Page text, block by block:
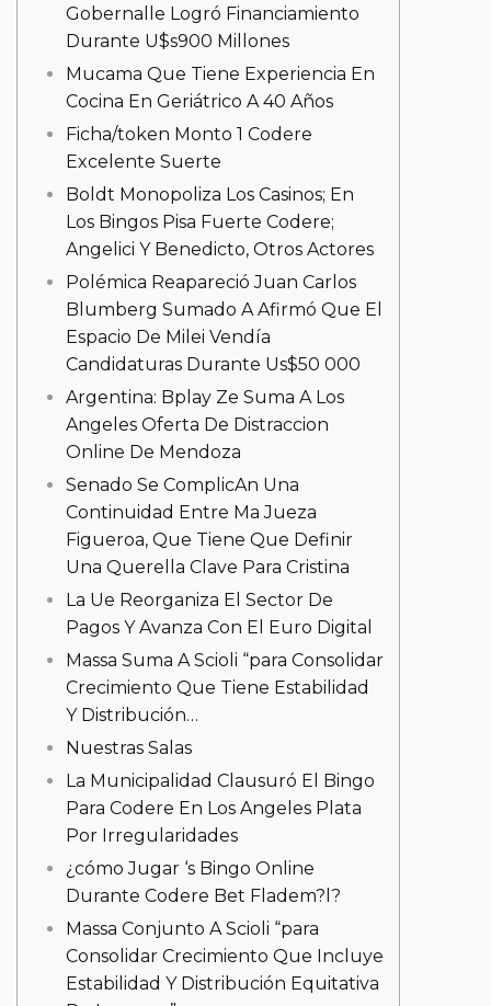
Gobernalle Logró Financiamiento
Durante U$s900 Millones
Mucama Que Tiene Experiencia En
Cocina En Geriátrico A 40 Años
Ficha/token Monto 1 Codere
Excelente Suerte
Boldt Monopoliza Los Casinos; En
Los Bingos Pisa Fuerte Codere;
Angelici Y Benedicto, Otros Actores
Polémica Reapareció Juan Carlos
Blumberg Sumado A Afirmó Que El
Espacio De Milei Vendía
Candidaturas Durante Us$50 000
Argentina: Bplay Ze Suma A Los
Angeles Oferta De Distraccion
Online De Mendoza
Senado Se ComplicAn Una
Continuidad Entre Ma Jueza
Figueroa, Que Tiene Que Definir
Una Querella Clave Para Cristina
La Ue Reorganiza El Sector De
Pagos Y Avanza Con El Euro Digital
Massa Suma A Scioli “para Consolidar
Crecimiento Que Tiene Estabilidad
Y Distribución…
Nuestras Salas
La Municipalidad Clausuró El Bingo
Para Codere En Los Angeles Plata
Por Irregularidades
¿cómo Jugar ‘s Bingo Online
Durante Codere Bet Fladem?l?
Massa Conjunto A Scioli “para
Consolidar Crecimiento Que Incluye
Estabilidad Y Distribución Equitativa